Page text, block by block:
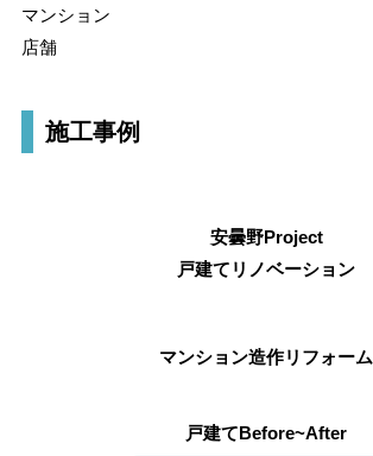
マンション
店舗
施工事例
安曇野Project
戸建てリノベーション
マンション造作リフォーム
戸建てBefore~After